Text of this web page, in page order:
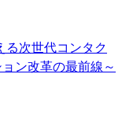
る次世代コンタク
ン改革の最前線～